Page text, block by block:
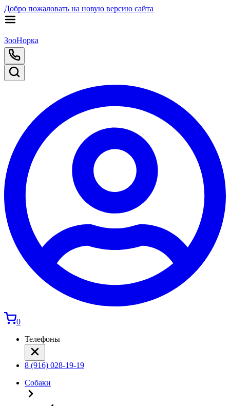
Добро пожаловать на новую версию сайта
ЗооНорка
0
Телефоны
8 (916) 028-19-19
Собаки